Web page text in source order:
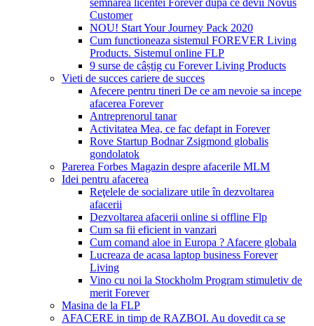
semnarea licentei Forever dupa ce devii Novus
Customer
NOU! Start Your Journey Pack 2020
Cum functioneaza sistemul FOREVER Living
Products. Sistemul online FLP
9 surse de câștig cu Forever Living Products
Vieti de succes cariere de succes
Afecere pentru tineri De ce am nevoie sa incepe
afacerea Forever
Antreprenorul tanar
Activitatea Mea, ce fac defapt in Forever
Rove Startup Bodnar Zsigmond globalis
gondolatok
Parerea Forbes Magazin despre afacerile MLM
Idei pentru afacerea
Reţelele de socializare utile în dezvoltarea
afacerii
Dezvoltarea afacerii online si offline Flp
Cum sa fii eficient in vanzari
Cum comand aloe in Europa ? Afacere globala
Lucreaza de acasa laptop business Forever
Living
Vino cu noi la Stockholm Program stimuletiv de
merit Forever
Masina de la FLP
AFACERE in timp de RAZBOI. Au dovedit ca se